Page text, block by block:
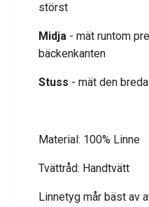
störst
Midja - mät runtom
bäckenkanten
Stuss - mät den
Material: 100% Linne
Tvättråd: Handtvätt
Linnetyg mår bäst av